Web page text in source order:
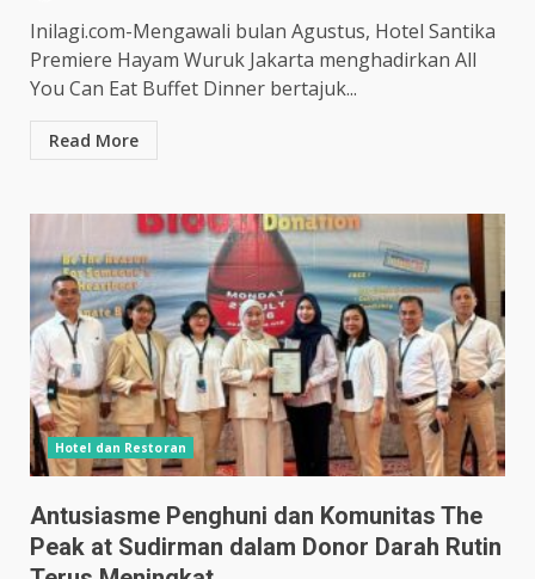
Inilagi.com-Mengawali bulan Agustus, Hotel Santika
Premiere Hayam Wuruk Jakarta menghadirkan All
You Can Eat Buffet Dinner bertajuk...
Read More
Hotel dan Restoran
Antusiasme Penghuni dan Komunitas The
Peak at Sudirman dalam Donor Darah Rutin